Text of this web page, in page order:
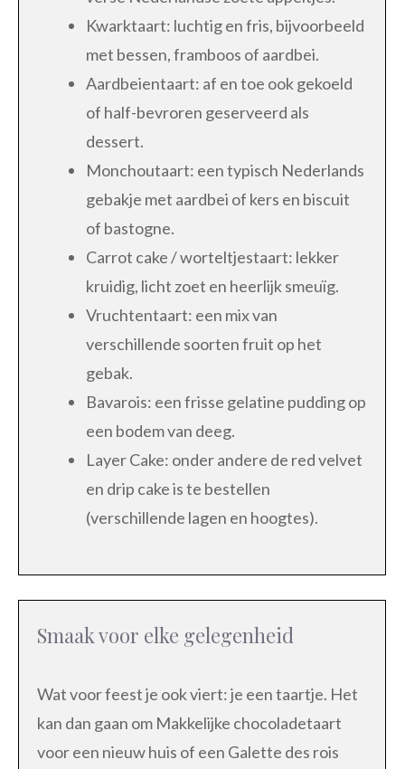
Kwarktaart: luchtig en fris, bijvoorbeeld
met bessen, framboos of aardbei.
Aardbeientaart: af en toe ook gekoeld
of half-bevroren geserveerd als
dessert.
Monchoutaart: een typisch Nederlands
gebakje met aardbei of kers en biscuit
of bastogne.
Carrot cake / worteltjestaart: lekker
kruidig, licht zoet en heerlijk smeuïg.
Vruchtentaart: een mix van
verschillende soorten fruit op het
gebak.
Bavarois: een frisse gelatine pudding op
een bodem van deeg.
Layer Cake: onder andere de red velvet
en drip cake is te bestellen
(verschillende lagen en hoogtes).
Smaak voor elke gelegenheid
Wat voor feest je ook viert: je een taartje. Het
kan dan gaan om Makkelijke chocoladetaart
voor een nieuw huis of een Galette des rois